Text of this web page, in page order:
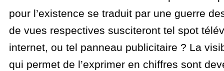
pour l’existence se traduit par une guerre
de vues respectives susciteront tel spot
internet, ou tel panneau publicitaire ? La
qui permet de l’exprimer en chiffres sont